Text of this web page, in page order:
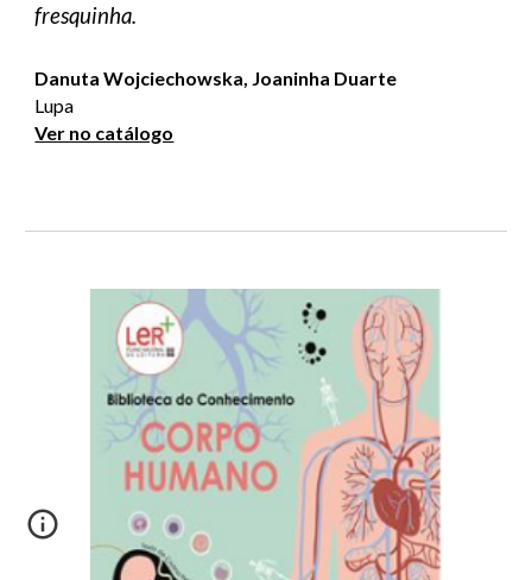
fresquinha.
Danuta Wojciechowska, Joaninha Duarte
Lupa
Ver no catálogo